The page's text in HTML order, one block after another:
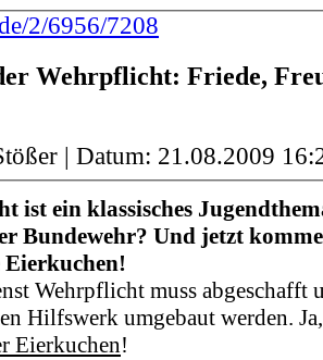
2/6956/7208
Wehrpflicht: Friede,
| Datum: 21.08.2009
ist ein klassisches
Bundewehr? Und jetzt
Eierkuchen!
Wehrpflicht muss abgeschafft
Hilfswerk umgebaut werden.
Eierkuchen!